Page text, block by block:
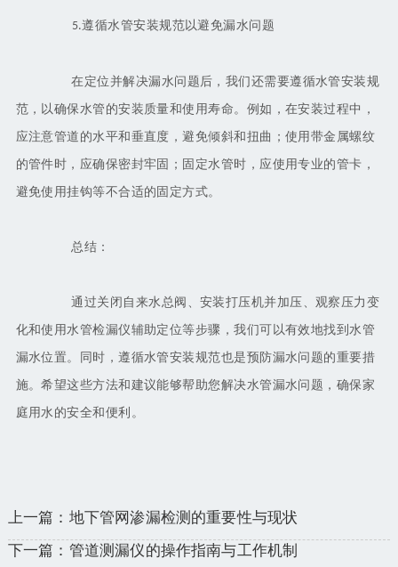
5.遵循水管安装规范以避免漏水问题
在定位并解决漏水问题后，我们还需要遵循水管安装规
范，以确保水管的安装质量和使用寿命。例如，在安装过程中，
应注意管道的水平和垂直度，避免倾斜和扭曲；使用带金属螺纹
的管件时，应确保密封牢固；固定水管时，应使用专业的管卡，
避免使用挂钩等不合适的固定方式。
总结：
通过关闭自来水总阀、安装打压机并加压、观察压力变
化和使用水管检漏仪辅助定位等步骤，我们可以有效地找到水管
漏水位置。同时，遵循水管安装规范也是预防漏水问题的重要措
施。希望这些方法和建议能够帮助您解决水管漏水问题，确保家
庭用水的安全和便利。
上一篇：地下管网渗漏检测的重要性与现状
下一篇：管道测漏仪的操作指南与工作机制